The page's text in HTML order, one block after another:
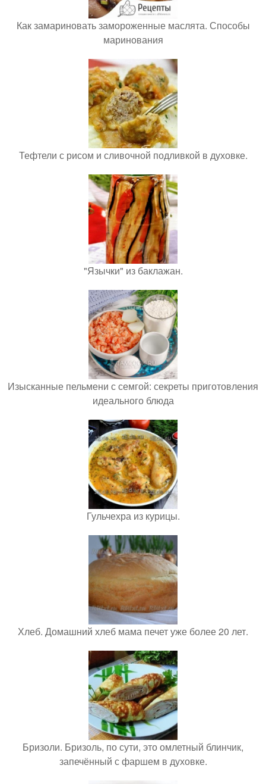
Как замариновать замороженные маслята. Способы
маринования
Тефтели с рисом и сливочной подливкой в духовке.
"Язычки" из баклажан.
Изысканные пельмени с семгой: секреты приготовления
идеального блюда
Гульчехра из курицы.
Хлеб. Домашний хлеб мама печет уже более 20 лет.
Бризоли. Бризоль, по сути, это омлетный блинчик,
запечённый с фаршем в духовке.